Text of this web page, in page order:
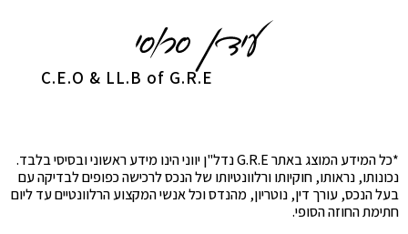
C.E.O & LL.B of G.R.E
*כל המידע המוצג באתר G.R.E נדל"ן יווני הינו מידע ראשוני ובסיסי בלבד.
נכונותו, נראותו, חוקיותו ורלוונטיותו של הנכס לרכישה כפופים לבדיקה עם
בעל הנכס, עורך דין, נוטריון, מהנדס וכל אנשי המקצוע הרלוונטיים עד ליום
חתימת החוזה הסופי.